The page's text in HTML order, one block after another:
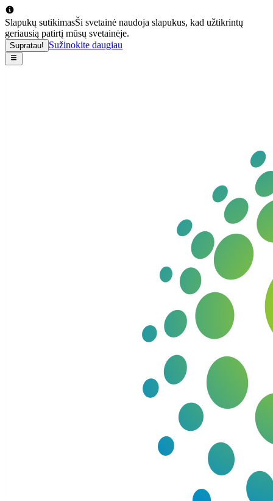
Slapukų sutikimasŠi svetainė naudoja slapukus, kad užtikrintų
geriausią patirtį mūsų svetainėje.
Supratau! Sužinokite daugiau